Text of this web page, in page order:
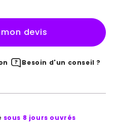
devis
Besoin d'un conseil ?
sous 8 jours ouvrés